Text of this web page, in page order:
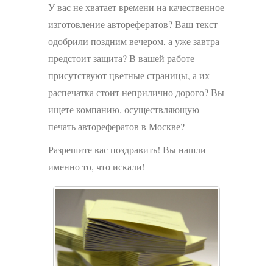
У вас не хватает времени на качественное
изготовление авторефератов? Ваш текст
одобрили поздним вечером, а уже завтра
предстоит защита? В вашей работе
присутствуют цветные страницы, а их
распечатка стоит неприлично дорого? Вы
ищете компанию, осуществляющую
печать авторефератов в Москве?
Разрешите вас поздравить! Вы нашли
именно то, что искали!